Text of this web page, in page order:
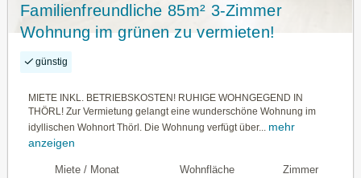
Familienfreundliche 85m² 3-Zimmer
Wohnung im grünen zu vermieten!
günstig
MIETE INKL. BETRIEBSKOSTEN! RUHIGE WOHNGEGEND IN
THÖRL! Zur Vermietung gelangt eine wunderschöne Wohnung im
idyllischen Wohnort Thörl. Die Wohnung verfügt über... mehr
anzeigen
Miete / Monat Wohnfläche Zimmer